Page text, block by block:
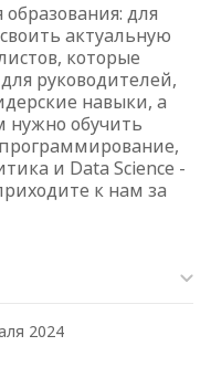
для
актуальную
которые
руководителей,
навыки, а
нужно обучить
и Data Science -
к нам за
2024